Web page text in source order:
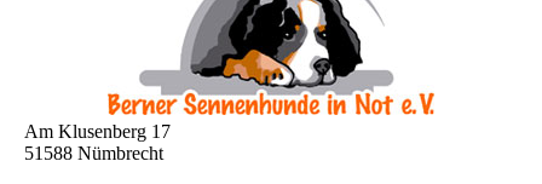
Am Klusenberg 17
51588 Nümbrecht